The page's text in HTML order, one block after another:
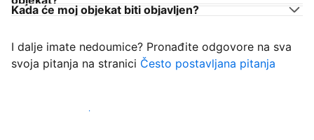
Kada će moj objekat biti objavljen?
I dalje imate nedoumice? Pronađite odgovore na sva
svoja pitanja na stranici Često postavljana pitanja
Počnite da primate goste